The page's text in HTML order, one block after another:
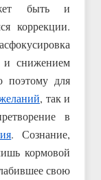
быть и
коррекции.
и снижением
поэтому для
, так и
в
. Сознание,
кормовой
свою